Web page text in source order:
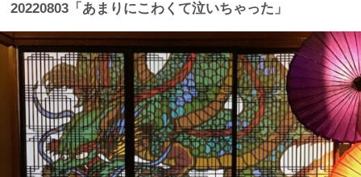
20220803「あまりにこわくて泣いちゃった」